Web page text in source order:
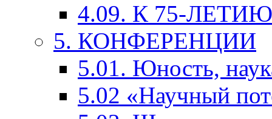
4.09. К 75-
5. КОНФЕРЕНЦИИ
5.01. Юность,
5.02 «Научный